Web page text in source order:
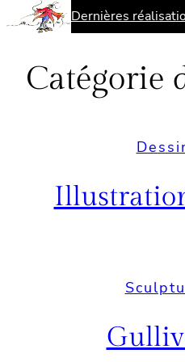
Aller
contenu
Dernières
Catégorie